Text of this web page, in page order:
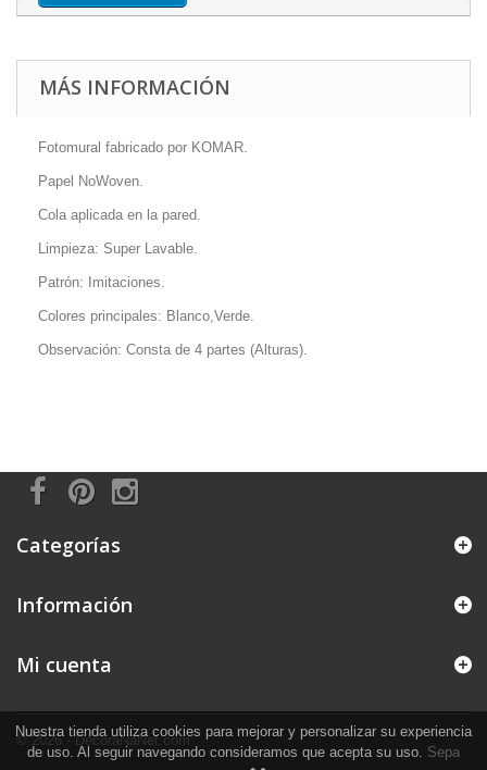
MÁS INFORMACIÓN
Fotomural fabricado por KOMAR.
Papel NoWoven.
Cola aplicada en la pared.
Limpieza: Super Lavable.
Patrón: Imitaciones.
Colores principales: Blanco,Verde.
Observación: Consta de 4 partes (Alturas).
Categorías
Información
© 2026 - DecoraNaNet.com
Mi cuenta
Nuestra tienda utiliza cookies para mejorar y personalizar su experiencia
de uso. Al seguir navegando consideramos que acepta su uso. Sepa